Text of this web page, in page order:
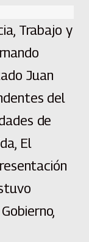
Trabajo y
Juan
del
de
El